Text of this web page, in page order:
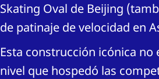
Skating Oval de Beijing
de patinaje de velocidad en
Esta construcción icónica
nivel que hospedó las